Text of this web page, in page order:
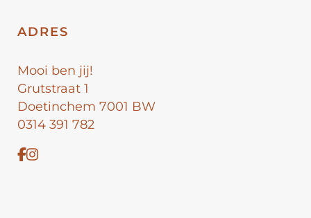
ADRES
Mooi ben jij!
Grutstraat 1
Doetinchem 7001 BW
0314 391 782